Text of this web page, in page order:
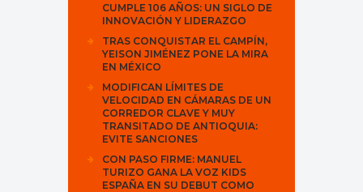
CUMPLE 106 AÑOS: UN SIGLO DE
INNOVACIÓN Y LIDERAZGO
TRAS CONQUISTAR EL CAMPÍN,
YEISON JIMÉNEZ PONE LA MIRA
EN MÉXICO
MODIFICAN LÍMITES DE
VELOCIDAD EN CÁMARAS DE UN
CORREDOR CLAVE Y MUY
TRANSITADO DE ANTIOQUIA:
EVITE SANCIONES
CON PASO FIRME: MANUEL
TURIZO GANA LA VOZ KIDS
ESPAÑA EN SU DEBUT COMO